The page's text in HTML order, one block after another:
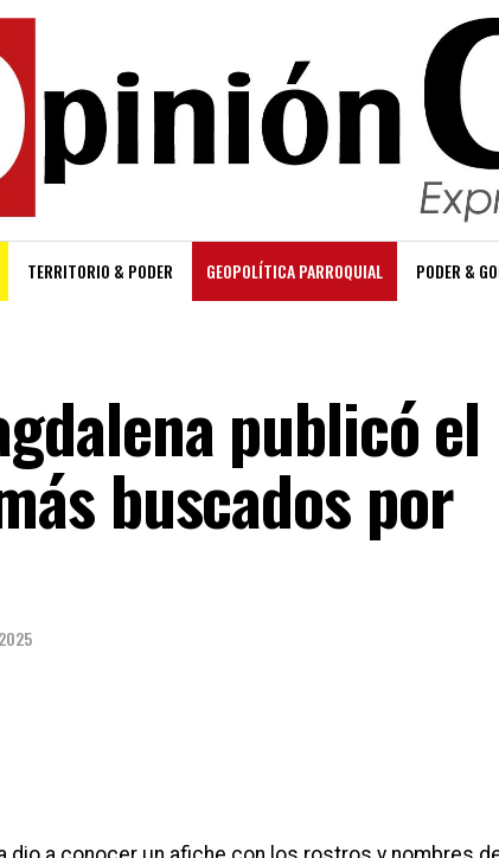
TERRITORIO & PODER GEOPOLÍTICA PARROQUIAL PODER &
publicó el
buscados por